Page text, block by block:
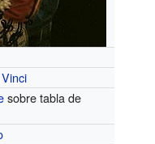
sobre tabla de